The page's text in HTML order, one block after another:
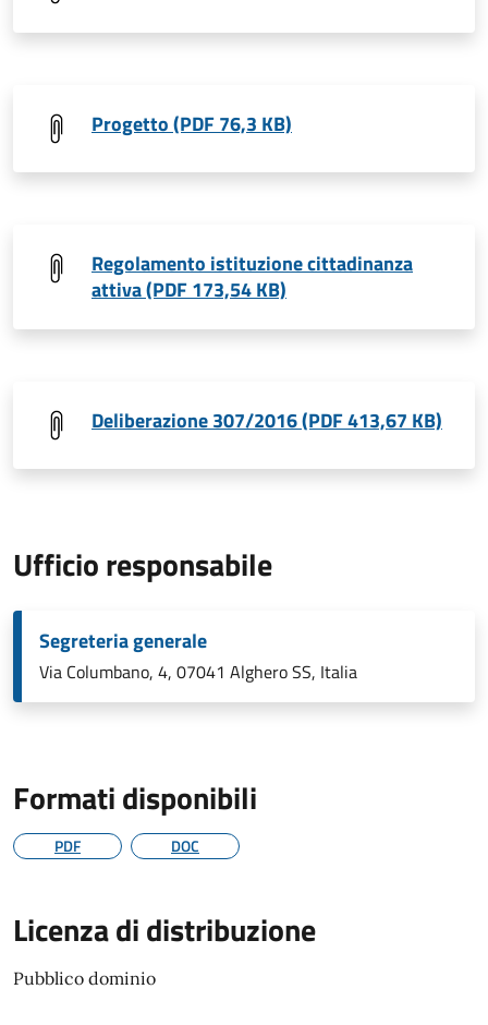
Progetto (PDF 76,3 KB)
Regolamento istituzione cittadinanza
attiva (PDF 173,54 KB)
Deliberazione 307/2016 (PDF 413,67 KB)
Ufficio responsabile
Segreteria generale
Via Columbano, 4, 07041 Alghero SS, Italia
Formati disponibili
PDF DOC
Licenza di distribuzione
Pubblico dominio